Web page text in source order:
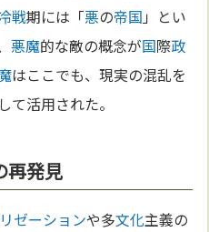
戦期には「悪の帝国 」とい
悪魔的な敵の概念が国際政
はここでも、現実の混乱を
て活用された。
再発見
ゼーションや多文化主義の